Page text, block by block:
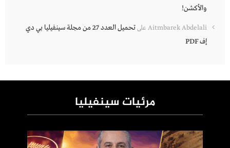
والأكشن!
Aitmbarek Abdelali على
تحميل العدد 27 من مجلة سينفيليا بي دي
إف PDF
مرئيات سينفيليا